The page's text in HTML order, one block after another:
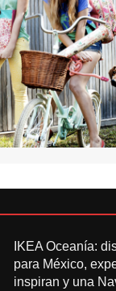
IKEA Oceanía:
para México,
inspiran y una